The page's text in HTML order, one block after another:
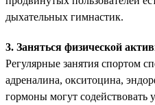
дыхательных гимнастик.
3. Заняться физической
Регулярные занятия спортом
адреналина, окситоцина,
гормоны ­могут содействовать